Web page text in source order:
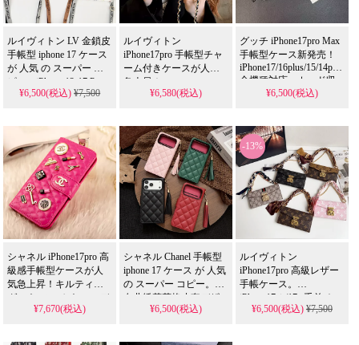
の多機能アイテム！
いなし！
ルイヴィトン LV 金鎖皮
手帳型 iphone 17 ケース
が 人気 の スーパー コ
ピー。iPhone 12-17 Pro
Max & Samsung S23-S25
巧に再現。偽物 ながら
レザー素材の紙幣・小
銭収納機能付きケース
を 格安 で提供し、芸能
人 スタイルを手軽に取
り入れられます。
¥6,500(税込)¥7,500
ルイヴィトン
iPhone17pro 手帳型チャ
ーム付きケースが人気
急上昇！
iPhone17/16/15/14plus対
注目するかわいいデザ
イン、耐衝撃＆防水機
能で実用性抜群。
iPhone17ケースとして使
える格安価格、
iPhone16pro/15promaxケ
ースとしてもおすすめ
の多機能アイテム！
¥6,580(税込)
グッチ iPhone17pro Max
手帳型ケース新発売！
iPhone17/16plus/15/14pro/13/
全機種対応、カード収
納付き男女兼用。芸能
多機能仕様。かわいい
デザインが流行りのス
タイル、iPhone17ケース
として格安で手に入
る。
iPhone16pro/15promaxケ
ースとしても使える優
¥6,500(税込)
シャネル iPhone17pro 高
級感手帳型ケースが人
気急上昇！キルティン
グ×パールのかわいいデ
ザイン、カード収納付
¥7,670(税込)
シャネル Chanel 手帳型
iphone 17 ケース が 人気
の スーパー コピー。香
奈儿绣花菱格皮套デザ
インでiPhone 11-17 Pro
¥6,500(税込)
-13%
ルイヴィトン
iPhone17pro 高級レザー
手帳ケース。
iPhone17air/17e 手首チェ
ーン付き落下防止。
¥6,500(税込) ¥7,500